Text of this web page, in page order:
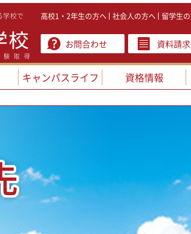
学校で
取得
高校1・2年生の方へ 社会人の方へ 留学生
お問合わせ 資料請求
キャンパスライフ 資格情報